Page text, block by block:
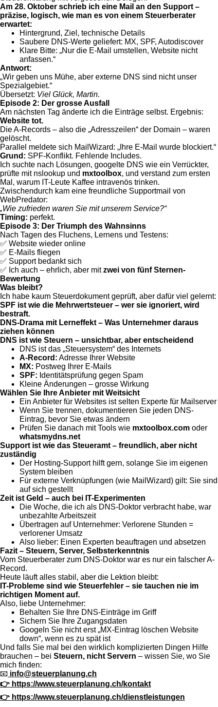
Am 28. Oktober schrieb ich eine Mail an den Support –
präzise, logisch, wie man es von einem Steuerberater
erwartet:
Hintergrund, Ziel, technische Details
Saubere DNS-Werte geliefert: MX, SPF, Autodiscover
Klare Bitte: „Nur die E-Mail umstellen, Website nicht
anfassen.“
Antwort:
„Wir geben uns Mühe, aber externe DNS sind nicht unser
Spezialgebiet.“
Übersetzt: Viel Glück, Martin.
Episode 2: Der grosse Ausfall
Am nächsten Tag änderte ich die Einträge selbst. Ergebnis:
Website tot.
Die A-Records – also die „Adresszeilen“ der Domain – waren
gelöscht.
Parallel meldete sich MailWizard: „Ihre E-Mail wurde blockiert.“
Grund: SPF-Konflikt. Fehlende Includes.
Ich suchte nach Lösungen, googelte DNS wie ein Verrückter,
prüfte mit nslookup und mxtoolbox, und verstand zum ersten
Mal, warum IT-Leute Kaffee intravenös trinken.
Zwischendurch kam eine freundliche Supportmail von
WebPredator:
„Wie zufrieden waren Sie mit unserem Service?“
Timing: perfekt.
Episode 3: Der Triumph des Wahnsinns
Nach Tagen des Fluchens, Lernens und Testens:
✅ Website wieder online
✅ E-Mails fliegen
✅ Support bedankt sich
✅ Ich auch – ehrlich, aber mitzwei von fünf Sternen-
Bewertung
Was bleibt?
Ich habe kaum Steuerdokument geprüft, aber dafür viel gelernt:
SPF ist wie die Mehrwertsteuer – wer sie ignoriert, wird
bestraft.
DNS-Drama mit Lerneffekt – Was Unternehmer daraus
ziehen können
DNS ist wie Steuern – unsichtbar, aber entscheidend
DNS ist das „Steuersystem“ des Internets
A-Record: Adresse Ihrer Website
MX: Postweg Ihrer E-Mails
SPF: Identitätsprüfung gegen Spam
Kleine Änderungen – grosse Wirkung
Wählen Sie Ihre Anbieter mit Weitsicht
Ein Anbieter für Websites ist selten Experte für Mailserver
Wenn Sie trennen, dokumentieren Sie jeden DNS-
Eintrag, bevor Sie etwas ändern
Prüfen Sie danach mit Tools wie mxtoolbox.com oder
whatsmydns.net
Support ist wie das Steueramt – freundlich, aber nicht
zuständig
Der Hosting-Support hilft gern, solange Sie im eigenen
System bleiben
Für externe Verknüpfungen (wie MailWizard) gilt: Sie sind
auf sich gestellt
Zeit ist Geld – auch bei IT-Experimenten
Die Woche, die ich als DNS-Doktor verbracht habe, war
unbezahlte Arbeitszeit
Übertragen auf Unternehmer: Verlorene Stunden =
verlorener Umsatz
Also lieber: Einen Experten beauftragen und absetzen
Fazit – Steuern, Server, Selbsterkenntnis
Vom Steuerberater zum DNS-Doktor war es nur ein falscher A-
Record.
Heute läuft alles stabil, aber die Lektion bleibt:
IT-Probleme sind wie Steuerfehler – sie tauchen nie im
richtigen Moment auf.
Also, liebe Unternehmer:
Behalten Sie Ihre DNS-Einträge im Griff
Sichern Sie Ihre Zugangsdaten
Googeln Sie nicht erst „MX-Eintrag löschen Website
down“, wenn es zu spät ist
Und falls Sie mal bei den wirklich komplizierten Dingen Hilfe
brauchen – bei Steuern, nicht Servern – wissen Sie, wo Sie
mich finden:
📧 info@steuerplanung.ch
👉 https://www.steuerplanung.ch/kontakt
👉 https://www.steuerplanung.ch/dienstleistungen